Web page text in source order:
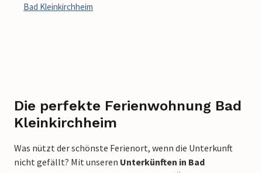
Bad Kleinkirchheim
Die perfekte Ferienwohnung Bad
Kleinkirchheim
Was nützt der schönste Ferienort, wenn die Unterkunft
nicht gefällt? Mit unseren Unterkünften in Bad